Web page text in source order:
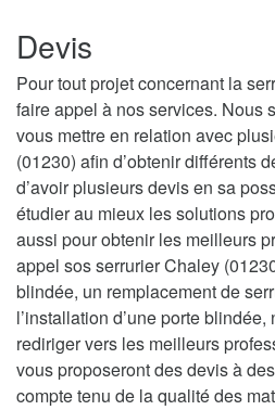
Devis
Pour tout projet concernant la
faire appel à nos services. Nous
vous mettre en relation avec
(01230) afin d’obtenir différents
d’avoir plusieurs devis en sa
étudier au mieux les solutions
aussi pour obtenir les meilleurs
appel sos serrurier Chaley
blindée, un remplacement de
l’installation d’une porte
rediriger vers les meilleurs
vous proposeront des devis à
compte tenu de la qualité des